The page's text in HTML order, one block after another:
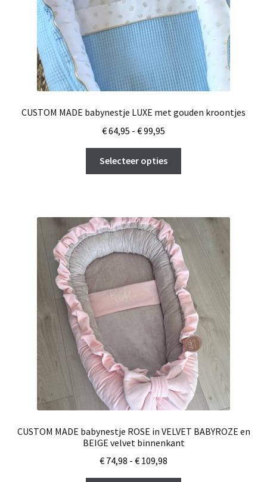
CUSTOM MADE babynestje LUXE met gouden kroontjes
€64,95 - €99,95
tot
€ 99,95
Selecteer opties
Deze
optie
kan
gekozen
worden
op
de
productpagina
CUSTOM MADE babynestje ROSE in VELVET BABYROZE en
BEIGE velvet binnenkant
€ 74,98 - € 109,98
€ 74,98